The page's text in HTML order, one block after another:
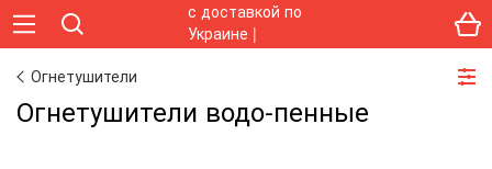
Огнетушители
Огнетушители водо-пенные